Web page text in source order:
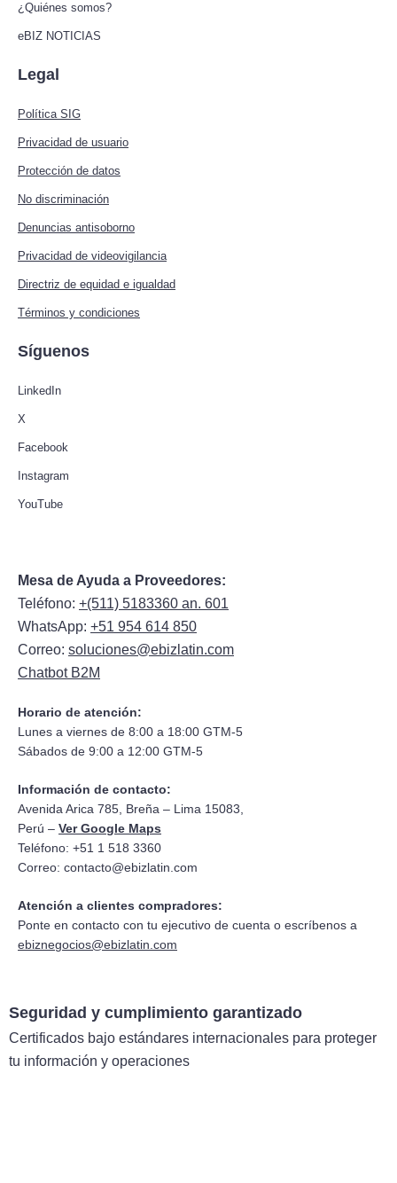
¿Quiénes somos?
eBIZ NOTICIAS
Legal
Política SIG
Privacidad de usuario
Protección de datos
No discriminación
Denuncias antisoborno
Privacidad de videovigilancia
Directriz de equidad e igualdad
Términos y condiciones
Síguenos
LinkedIn
X
Facebook
Instagram
YouTube
Mesa de Ayuda a Proveedores:
Teléfono: +(511) 5183360 an. 601
WhatsApp: +51 954 614 850
Correo: soluciones@ebizlatin.com
Chatbot B2M
Horario de atención:
Lunes a viernes de 8:00 a 18:00 GTM-5
Sábados de 9:00 a 12:00 GTM-5
Información de contacto:
Avenida Arica 785, Breña – Lima 15083,
Perú – Ver Google Maps
Teléfono: +51 1 518 3360
Correo: contacto@ebizlatin.com
Atención a clientes compradores:
Ponte en contacto con tu ejecutivo de cuenta o escríbenos a
ebiznegocios@ebizlatin.com
Seguridad y cumplimiento garantizado
Certificados bajo estándares internacionales para proteger
tu información y operaciones